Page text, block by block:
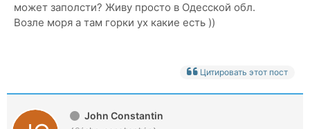
может заполсти? Живу просто в Одесской обл.
Возле моря а там горки ух какие есть ))
Цитировать этот пост
John Constantin